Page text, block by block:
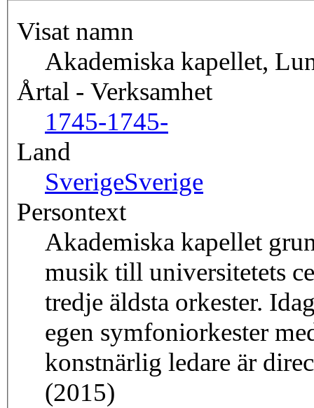
Visat namn
Akademiska kapellet,
Årtal - Verksamhet
1745-1745-
Land
SverigeSverige
Persontext
Akademiska kapellet
musik till universitetets
tredje äldsta orkester.
egen symfoniorkester
konstnärlig ledare är
(2015)